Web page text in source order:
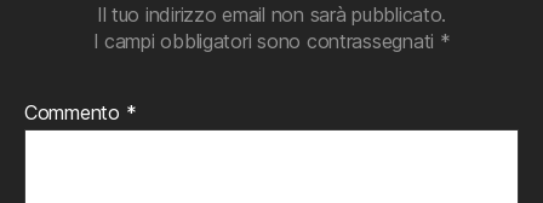
Il tuo indirizzo email non sarà pubblicato.
I campi obbligatori sono contrassegnati *
Commento *